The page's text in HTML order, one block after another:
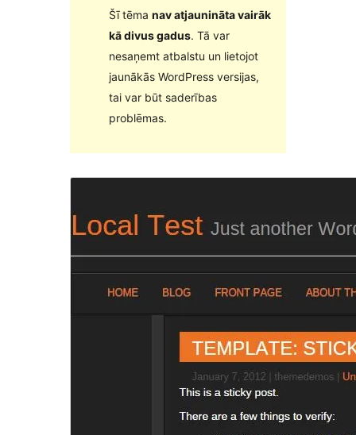
Šī tēma nav atjaunināta vairāk
kā divus gadus. Tā var
nesaņemt atbalstu un lietojot
jaunākās WordPress versijas,
tai var būt saderības
problēmas.